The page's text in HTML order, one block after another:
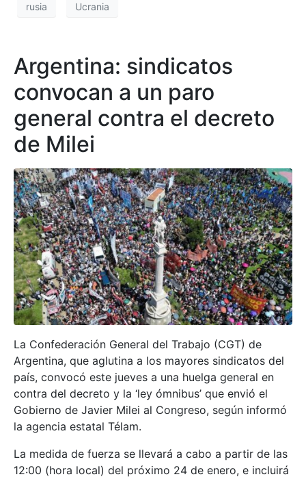
rusia Ucrania
Argentina: sindicatos
convocan a un paro
general contra el decreto
de Milei
La Confederación General del Trabajo (CGT) de
Argentina, que aglutina a los mayores sindicatos del
país, convocó este jueves a una huelga general en
contra del decreto y la ‘ley ómnibus’ que envió el
Gobierno de Javier Milei al Congreso, según informó
la agencia estatal Télam.
La medida de fuerza se llevará a cabo a partir de las
12:00 (hora local) del próximo 24 de enero, e incluirá